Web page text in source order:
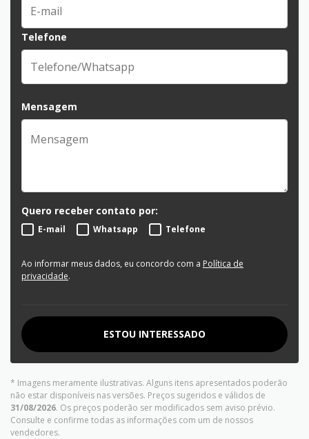
Telefone
Mensagem
Quero receber contato por:
E-mail Whatsapp Telefone
Ao informar meus dados, eu concordo com a Política de
privacidade.
ESTOU INTERESSADO
* Imagens meramente ilustrativas. Alguns itens apresentados poderão
não estar disponíveis nas versões. Preços sugeridos e válidos de
31/08/2026. Os preços poderão ser modificados sem aviso prévio.
Consulte e confirme todas as informações com um de nossos
vendedores.